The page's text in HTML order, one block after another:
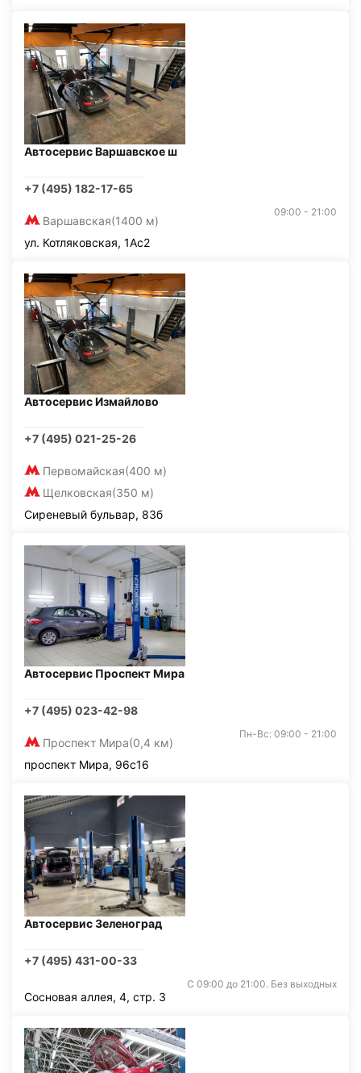
Автосервис Варшавское ш
+7 (495) 182-17-65
Варшавская(1400 м)
09:00 - 21:00
ул. Котляковская, 1Ас2
Автосервис Измайлово
+7 (495) 021-25-26
Первомайская(400 м)
Щелковская(350 м)
Сиреневый бульвар, 83б
Автосервис Проспект Мира
+7 (495) 023-42-98
Проспект Мира(0,4 км)
Пн-Вс: 09:00 - 21:00
проспект Мира, 96с16
Автосервис Зеленоград
+7 (495) 431-00-33
С 09:00 до 21:00. Без выходных
Сосновая аллея, 4, стр. 3